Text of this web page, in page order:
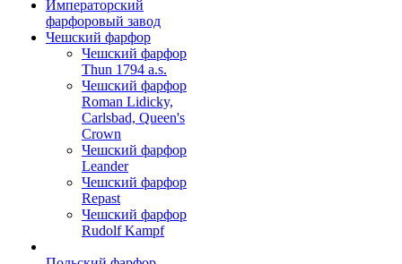
Императорский
фарфоровый завод
Чешский фарфор
Чешский фарфор
Thun 1794 a.s.
Чешский фарфор
Roman Lidicky,
Carlsbad, Queen's
Crown
Чешский фарфор
Leander
Чешский фарфор
Repast
Чешский фарфор
Rudolf Kampf